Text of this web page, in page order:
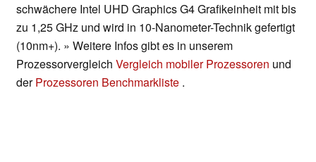
schwächere Intel UHD Graphics G4 Grafikeinheit mit bis
zu 1,25 GHz und wird in 10-Nanometer-Technik gefertigt
(10nm+). » Weitere Infos gibt es in unserem
Prozessorvergleich Vergleich mobiler Prozessoren und
derProzessoren Benchmarkliste .